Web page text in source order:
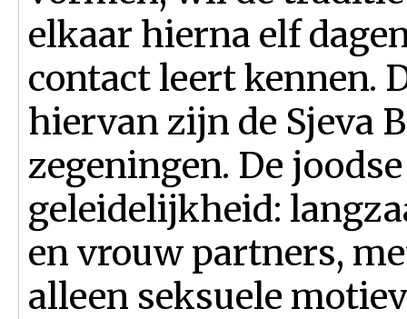
elkaar hierna elf
contact leert kennen.
hiervan zijn de Sjeva
zegeningen. De
geleidelijkheid:
en vrouw partners,
alleen seksuele